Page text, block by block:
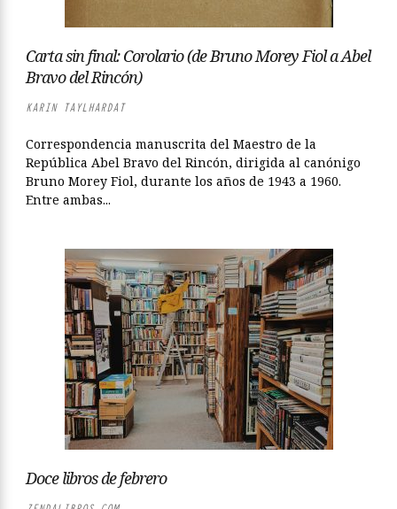
Carta sin final: Corolario (de Bruno Morey Fiol a Abel
Bravo del Rincón)
KARIN TAYLHARDAT
Correspondencia manuscrita del Maestro de la
República Abel Bravo del Rincón, dirigida al canónigo
Bruno Morey Fiol, durante los años de 1943 a 1960.
Entre ambas...
Doce libros de febrero